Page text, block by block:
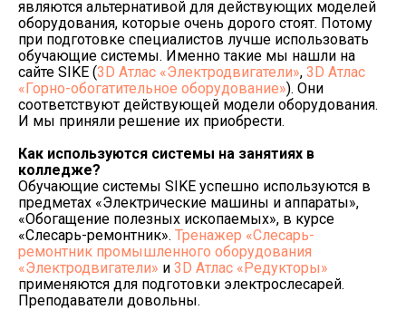
являются альтернативой для действующих моделей
оборудования, которые очень дорого стоят. Потому
при подготовке специалистов лучше использовать
обучающие системы. Именно такие мы нашли на
сайте SIKE (3D Атлас «Электродвигатели», 3D Атлас
«Горно-обогатительное оборудование»). Они
соответствуют действующей модели оборудования.
И мы приняли решение их приобрести.
Как используются системы на занятиях в
колледже?
Обучающие системы SIKE успешно используются в
предметах «Электрические машины и аппараты»,
«Обогащение полезных ископаемых», в курсе
«Слесарь-ремонтник». Тренажер «Слесарь-
ремонтник промышленного оборудования
«Электродвигатели» и 3D Атлас «Редукторы»
применяются для подготовки электрослесарей.
Преподаватели довольны.